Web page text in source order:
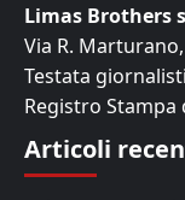
Limas Brothers
Via R. Marturano,
Testata
Registro Stampa
Articoli